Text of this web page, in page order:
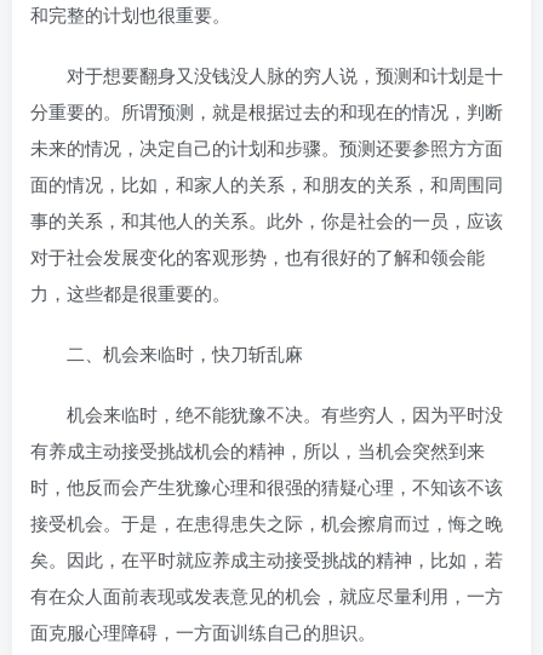
和完整的计划也很重要。
对于想要翻身又没钱没人脉的穷人说，预测和计划是十
分重要的。所谓预测，就是根据过去的和现在的情况，判断
未来的情况，决定自己的计划和步骤。预测还要参照方方面
面的情况，比如，和家人的关系，和朋友的关系，和周围同
事的关系，和其他人的关系。此外，你是社会的一员，应该
对于社会发展变化的客观形势，也有很好的了解和领会能
力，这些都是很重要的。
二、机会来临时，快刀斩乱麻
机会来临时，绝不能犹豫不决。有些穷人，因为平时没
有养成主动接受挑战机会的精神，所以，当机会突然到来
时，他反而会产生犹豫心理和很强的猜疑心理，不知该不该
接受机会。于是，在患得患失之际，机会擦肩而过，悔之晚
矣。因此，在平时就应养成主动接受挑战的精神，比如，若
有在众人面前表现或发表意见的机会，就应尽量利用，一方
面克服心理障碍，一方面训练自己的胆识。